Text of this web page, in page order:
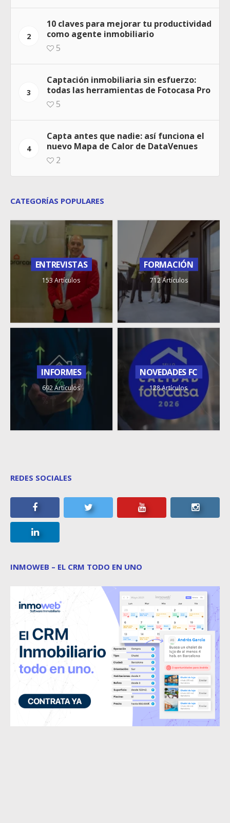
2
10 claves para mejorar tu productividad
como agente inmobiliario
5
3
Captación inmobiliaria sin esfuerzo:
todas las herramientas de Fotocasa Pro
5
4
Capta antes que nadie: así funciona el
nuevo Mapa de Calor de DataVenues
2
CATEGORÍAS POPULARES
ENTREVISTAS
153 Artículos
FORMACIÓN
712 Artículos
INFORMES
692 Artículos
NOVEDADES FC
128 Artículos
REDES SOCIALES
INMOWEB – EL CRM TODO EN UNO